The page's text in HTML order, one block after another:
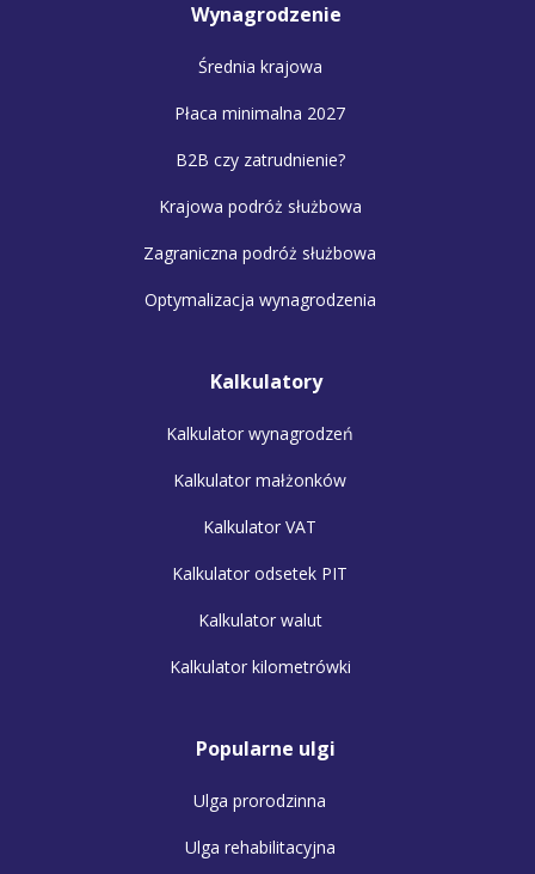
Wynagrodzenie
Średnia krajowa
Płaca minimalna 2027
B2B czy zatrudnienie?
Krajowa podróż służbowa
Zagraniczna podróż służbowa
Optymalizacja wynagrodzenia
Kalkulatory
Kalkulator wynagrodzeń
Kalkulator małżonków
Kalkulator VAT
Kalkulator odsetek PIT
Kalkulator walut
Kalkulator kilometrówki
Popularne ulgi
Ulga prorodzinna
Ulga rehabilitacyjna